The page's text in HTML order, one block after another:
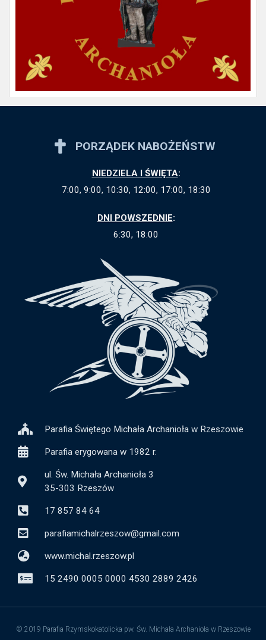
Parafia Świętego Michała Archanioła w Rzeszowie
Parafia erygowana w 1982 r.
ul. Św. Michała Archanioła 3
35-303 Rzeszów
17 857 84 64
parafiamichalrzeszow@gmail.com
www.michal.rzeszow.pl
15 2490 0005 0000 4530 2889 2426
PORZĄDEK NABOŻEŃSTW
NIEDZIELA I ŚWIĘTA:
7:00, 9:00, 10:30, 12:00, 17:00, 18:30
DNI POWSZEDNIE:
6:30, 18:00
© 2019 Parafia Rzymskokatolicka pw. Św. Michała Archanioła w Rzeszowie